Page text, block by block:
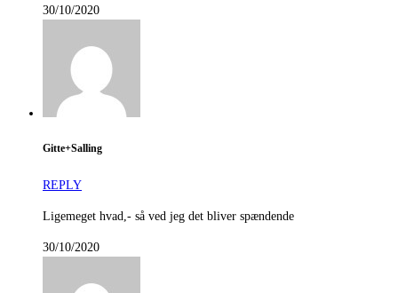
30/10/2020
Gitte+Salling
REPLY
Ligemeget hvad,- så ved jeg det bliver spændende
30/10/2020